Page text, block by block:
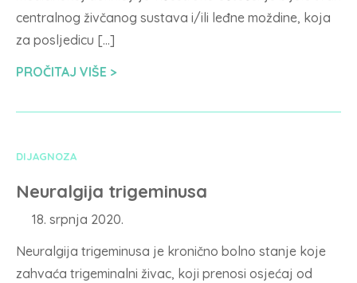
centralnog živčanog sustava i/ili leđne moždine, koja
za posljedicu […]
PROČITAJ VIŠE
DIJAGNOZA
Neuralgija trigeminusa
18. srpnja 2020.
Neuralgija trigeminusa je kronično bolno stanje koje
zahvaća trigeminalni živac, koji prenosi osjećaj od